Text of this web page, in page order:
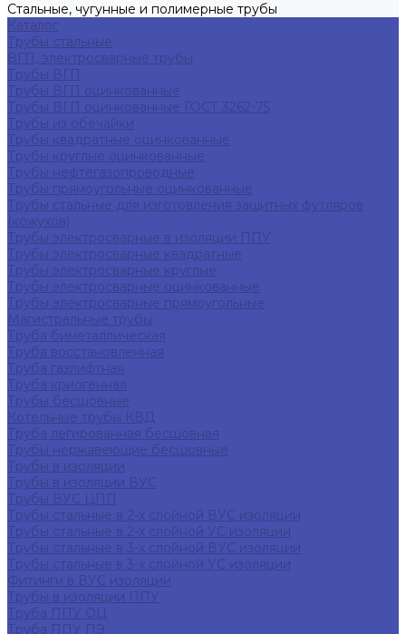
Стальные, чугунные и полимерные трубы
Каталог
Трубы стальные
ВГП, электросварные трубы
Трубы ВГП
Трубы ВГП оцинкованные
Трубы ВГП оцинкованные ГОСТ 3262-75
Трубы из обечайки
Трубы квадратные оцинкованные
Трубы круглые оцинкованные
Трубы нефтегазопроводные
Трубы прямоугольные оцинкованные
Трубы стальные для изготовления защитных футляров
(кожухов)
Трубы электросварные в изоляции ППУ
Трубы электросварные квадратные
Трубы электросварные круглые
Трубы электросварные оцинкованные
Трубы электросварные прямоугольные
Магистральные трубы
Труба биметаллическая
Труба восстановленная
Труба газлифтная
Труба криогенная
Трубы бесшовные
Котельные трубы КВД
Труба легированная бесшовная
Трубы нержавеющие бесшовные
Трубы в изоляции
Трубы в изоляции ВУС
Трубы ВУС ЦПП
Трубы стальные в 2-х слойной ВУС изоляции
Трубы стальные в 2-х слойной УС изоляции
Трубы стальные в 3-х слойной ВУС изоляции
Трубы стальные в 3-х слойной УС изоляции
Фитинги в ВУС изоляции
Трубы в изоляции ППУ
Труба ППУ ОЦ
Труба ППУ ПЭ